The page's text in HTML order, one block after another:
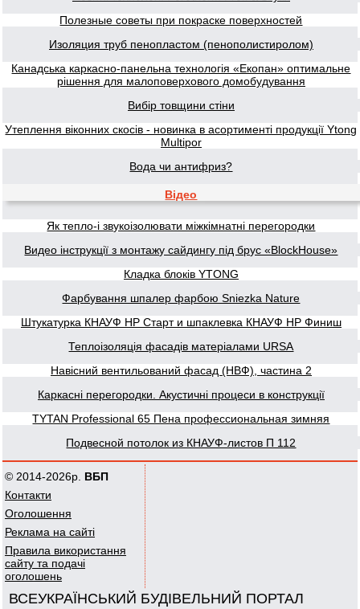
Полезные советы при покраске поверхностей
Изоляция труб пенопластом (пенополистиролом)
Канадська каркасно-панельна технологія «Екопан» оптимальне
рішення для малоповерхового домобудування
Вибір товщини стіни
Утеплення віконних скосів - новинка в асортименті продукції Ytong
Multipor
Вода чи антифриз?
Відео
Як тепло-і звукоізолювати міжкімнатні перегородки
Видео інструкції з монтажу сайдингу під брус «BlockHouse»
Кладка блоків YTONG
Фарбування шпалер фарбою Sniezka Nature
Штукатурка КНАУФ НР Старт и шпаклевка КНАУФ НР Финиш
Теплоізоляція фасадів матеріалами URSA
Навісний вентильований фасад (НВФ), частина 2
Каркасні перегородки. Акустичні процеси в конструкції
TYTAN Professional 65 Пена профессиональная зимняя
Подвесной потолок из КНАУФ-листов П 112
© 2014-2026р. ВБП
Контакти
Оголошення
Реклама на сайті
Правила використання
сайту та подачі
оголошень
ВСЕУКРАЇНСЬКИЙ БУДІВЕЛЬНИЙ ПОРТАЛ